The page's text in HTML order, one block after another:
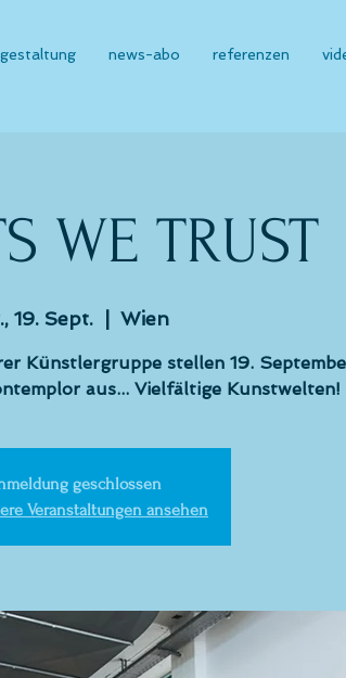
news-abo referenzen
WE TRUST
19. Sept.
  |
Wien
Künstlergruppe stellen 19.
aus... Vielfältige Kunstwelten!
geschlossen
Veranstaltungen ansehen